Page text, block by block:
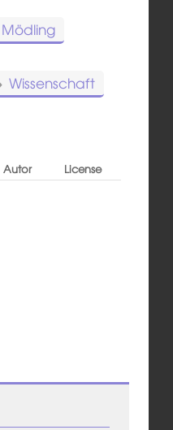
Mödling
Wissenschaft
Autor
License